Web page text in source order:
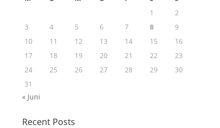
1
2
3
4 5 6 7 8
9
10
11 12 13 14 15
16
17
18 19 20 21 22
23
24
25 26 27 28 29
30
31
« Juni
Recent Posts